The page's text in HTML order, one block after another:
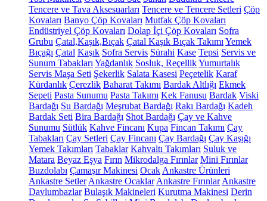
Tencere ve Tava Aksesuarları Tencere ve Tencere Setleri Çöp
Kovaları Banyo Çöp Kovaları Mutfak Çöp Kovaları
Endüstriyel Çöp Kovaları Dolap İçi Çöp Kovaları Sofra
Grubu Çatal,Kaşık,Bıçak Çatal Kaşık Bıçak Takımı Yemek
Bıçağı Çatal Kaşık Sofra Servis Sürahi Kase Tepsi Servis ve
Sunum Tabakları Yağdanlık Sosluk, ReçellikYumurtalık
Servis Maşa Seti Şekerlik Salata Kasesi Peçetelik Karaf
Kürdanlık Çerezlik Baharat Takımı Bardak Altlığı Ekmek
Sepeti Pasta Sunumu Pasta Takımı Kek Fanusu Bardak Viski
Bardağı Su Bardağı Meşrubat Bardağı Rakı Bardağı Kadeh
Bardak Seti Bira Bardağı Shot Bardağı Çay ve Kahve
Sunumu Sütlük Kahve Fincanı Kupa Fincan Takımı Çay
Tabakları Çay Setleri Çay Fincanı Çay Bardağı Çay Kaşığı
Yemek Takımları Tabaklar Kahvaltı Takımları Suluk ve
Matara Beyaz Eşya Fırın Mikrodalga Fırınlar Mini Fırınlar
Buzdolabı Çamaşır Makinesi Ocak Ankastre Ürünleri
Ankastre Setler Ankastre Ocaklar Ankastre Fırınlar Ankastre
Davlumbazlar Bulaşık Makineleri Kurutma Makinesi Derin